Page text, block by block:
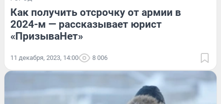
Как получить отсрочку от армии в
2024-м — рассказывает юрист
«ПризываНет»
11 декабря, 2023, 14:00 8 006